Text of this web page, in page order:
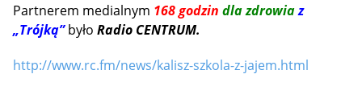
Partnerem medialnym 168 godzin dla zdrowiaz
„Trójką”było Radio CENTRUM.
http://www.rc.fm/news/kalisz-szkola-z-jajem.html